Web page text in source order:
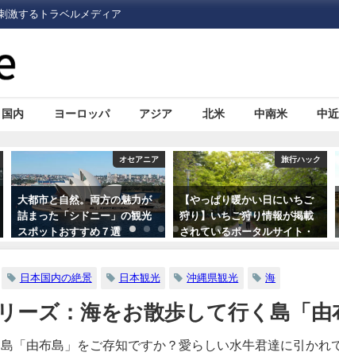
激するトラベルメディア
国内 ヨーロッパ アジア 北米 中南米 中
旅行ハック
【やっぱり暖かい日にいちご
狩り】いちご狩り情報が掲載
されているポータルサイト・
情報サイトまとめ5つ
国内
ザ・リッツカールトン日光が
2020年5月22日（金）にオー
プン！
日本国内の絶景 日本観光 沖縄県観光 海
ーズ：海をお散歩して行く島「由
「由布島」をご存知ですか？愛らしい水牛君達に引かれ